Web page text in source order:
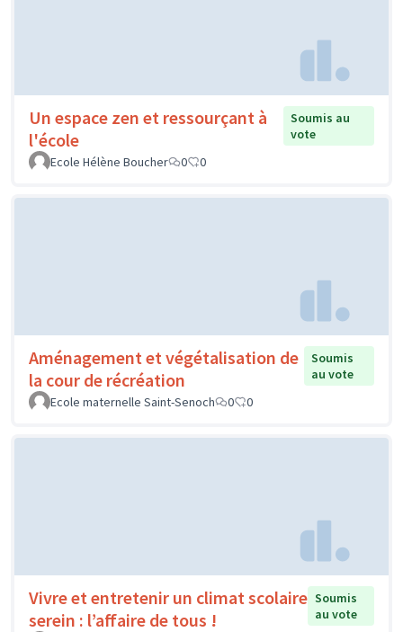
Un espace zen et ressourçant à
l'école
Soumis au
vote
Ecole Hélène Boucher
0 0
Aménagement et végétalisation de
la cour de récréation
Soumis
au vote
Ecole maternelle Saint-Senoch
0 0
Vivre et entretenir un climat scolaire
serein : l’affaire de tous !
Soumis
au vote